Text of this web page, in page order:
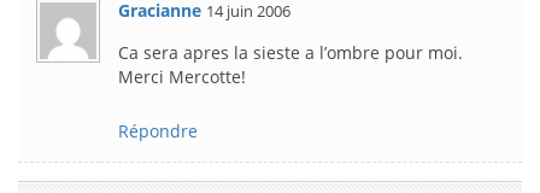
Gracianne 14 juin 2006
Ca sera apres la sieste a l’ombre pour moi.
Merci Mercotte!
Répondre